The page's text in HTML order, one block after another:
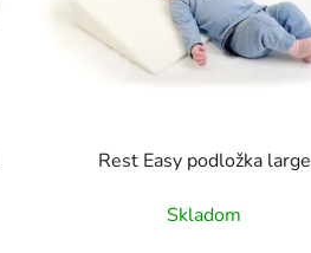
Rest Easy podložka large
Skladom